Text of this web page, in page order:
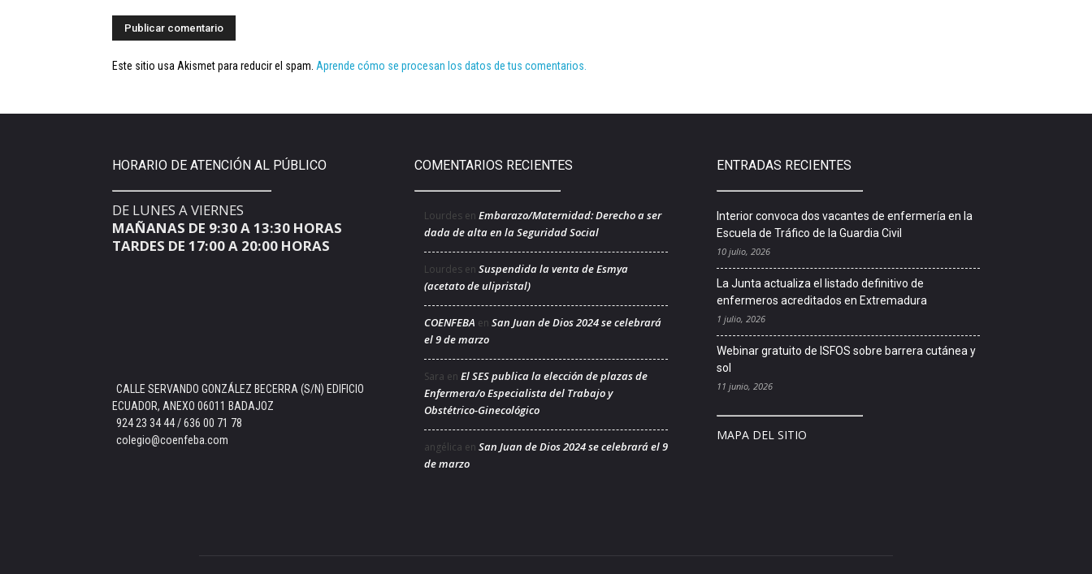
Este sitio usa Akismet para reducir el spam. Aprende cómo se procesan los datos de tus comentarios.
HORARIO DE ATENCIÓN AL PÚBLICO
DE LUNES A VIERNES
MAÑANAS DE 9:30 A 13:30 HORAS
TARDES DE 17:00 A 20:00 HORAS
CALLE SERVANDO GONZÁLEZ BECERRA (S/N) EDIFICIO
ECUADOR, ANEXO 06011 BADAJOZ
924 23 34 44 / 636 00 71 78
colegio@coenfeba.com
COMENTARIOS RECIENTES
Lourdes en Embarazo/Maternidad: Derecho a ser
dada de alta en la Seguridad Social
Lourdes en Suspendida la venta de Esmya
(acetato de ulipristal)
COENFEBA en San Juan de Dios 2024 se celebrará
el 9 de marzo
Sara en El SES publica la elección de plazas de
Enfermera/o Especialista del Trabajo y
Obstétrico-Ginecológico
angélica en San Juan de Dios 2024 se celebrará el 9
de marzo
ENTRADAS RECIENTES
Interior convoca dos vacantes de enfermería en la
Escuela de Tráfico de la Guardia Civil
10 julio, 2026
La Junta actualiza el listado definitivo de
enfermeros acreditados en Extremadura
1 julio, 2026
Webinar gratuito de ISFOS sobre barrera cutánea y
sol
11 junio, 2026
MAPA DEL SITIO